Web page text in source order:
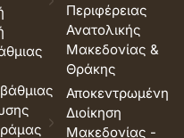
Περιφέρειας
Ανατολικής
Μακεδονίας &
Θράκης
Αποκεντρωμένη
Διοίκηση
Μακεδονίας -